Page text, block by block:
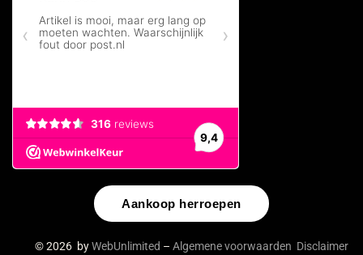
Aankoop herroepen
© 2026 byWebUnlimited – Algemene voorwaarden Disclaimer